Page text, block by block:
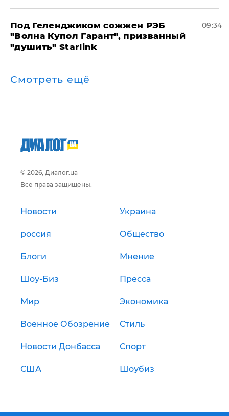
Под Геленджиком сожжен РЭБ
"Волна Купол Гарант", призванный
"душить" Starlink
09:34
Смотреть ещё
© 2026, Диалог.ua
Все права защищены.
Новости Украина
россия Общество
Блоги Мнение
Шоу-Биз Пресса
Мир Экономика
Военное Обозрение Стиль
Новости Донбасса Спорт
США Шоубиз